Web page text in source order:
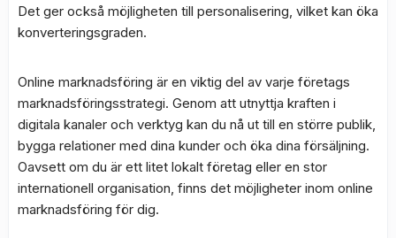
Det ger också möjligheten till personalisering, vilket kan öka
konverteringsgraden.
Online marknadsföring är en viktig del av varje företags
marknadsföringsstrategi. Genom att utnyttja kraften i
digitala kanaler och verktyg kan du nå ut till en större publik,
bygga relationer med dina kunder och öka dina försäljning.
Oavsett om du är ett litet lokalt företag eller en stor
internationell organisation, finns det möjligheter inom online
marknadsföring för dig.